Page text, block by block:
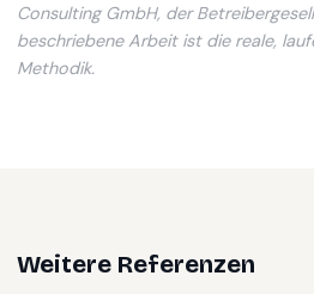
Consulting GmbH, der
beschriebene Arbeit ist die reale,
Methodik.
Weitere Referenzen